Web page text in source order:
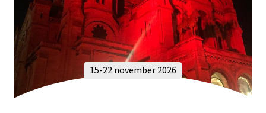
15-22 november 2026